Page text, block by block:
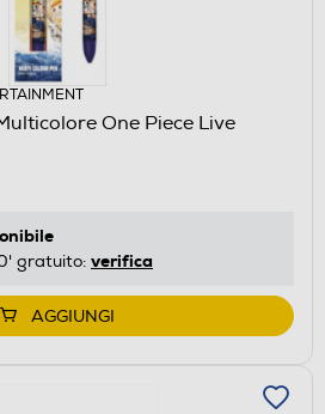
One Piece Live
gratuito: verifica
AGGIUNGI